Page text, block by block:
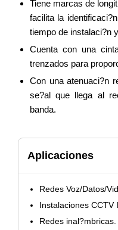
Tiene marcas de
facilita la
tiempo de instalaci?n
Cuenta con una
trenzados para
Con una atenuaci?n
se?al que llega al
banda.
Aplicaciones
Redes Voz/Datos/
Instalaciones CCTV
Redes inal?mbricas.